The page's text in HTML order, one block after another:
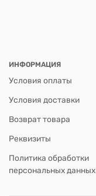
ИНФОРМАЦИЯ
Условия оплаты
Условия доставки
Возврат товара
Реквизиты
Политика обработки
персональных данных